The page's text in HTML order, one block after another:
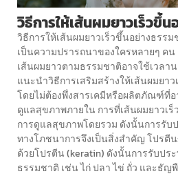
วิธีการให้เส้นผมยาวเร็วขึ้
วิธีการให้เส้นผมยาวเร็วขึ้นอย่างธรร
เป็นความปรารถนาของใครหลายๆ ค
เส้นผมยาวตามธรรมชาติอาจใช้เวลา
แนะนำวิธีการเสริมสร้างให้เส้นผมยา
โดยไม่ต้องพึ่งสารเคมีหรือผลิตภัณฑ์ที่อ
ดูแลสุขภาพภายใน การที่เส้นผมยาวเ
การดูแลสุขภาพโดยรวม ดังนั้นการรั
ทางโภชนาการจึงเป็นสิ่งสำคัญ โปรตี
ด้วยโปรตีน (keratin) ดังนั้นการรับปร
ธรรมชาติ เช่น ไก่ ปลา ไข่ ถั่ว และธัญ